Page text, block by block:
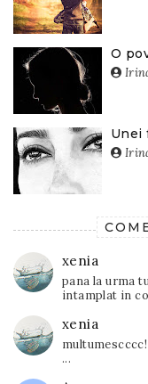
O
Unei
xenia
pana la urma
intamplat in
xenia
multumescccc!
...